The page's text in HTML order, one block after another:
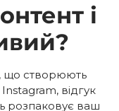
і
що створюють
відгук
розпаковує ваш